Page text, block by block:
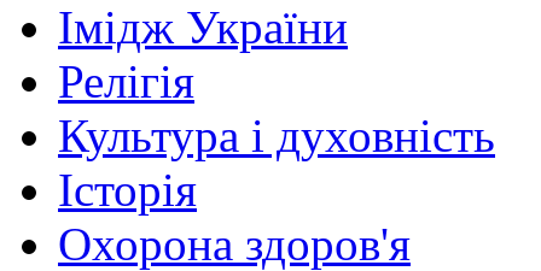
Імідж України
Релігія
Культура і духовність
Історія
Охорона здоров'я